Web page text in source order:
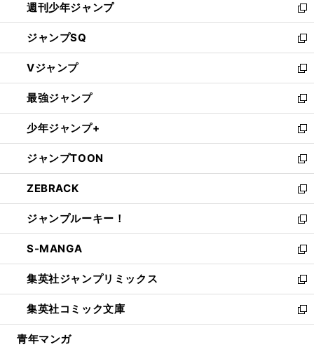
く
週刊少年ジャンプ
新
し
い
ウ
ィ
ン
ド
ウ
で
開
く
ジャンプSQ
新
し
い
ウ
ィ
ン
ド
ウ
で
開
く
Vジャンプ
新
し
い
ウ
ィ
ン
ド
ウ
で
開
く
最強ジャンプ
新
し
い
ウ
ィ
ン
ド
ウ
で
開
く
少年ジャンプ+
新
し
い
ウ
ィ
ン
ド
ウ
で
開
く
ジャンプTOON
新
し
い
ウ
ィ
ン
ド
ウ
で
開
く
ZEBRACK
新
し
い
ウ
ィ
ン
ド
ウ
で
開
ジャンプルーキー！
新
し
い
ウ
ィ
ン
ド
ウ
S-MANGA
新
し
い
ウ
ィ
ン
集英社ジャンプリミックス
新
し
い
ウ
集英社コミック文庫
新
し
青年マンガ